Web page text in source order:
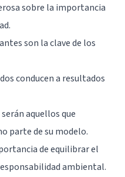
sobre la importancia
son la clave de los
conducen a resultados
aquellos que
parte de su modelo.
de equilibrar el
ambiental.